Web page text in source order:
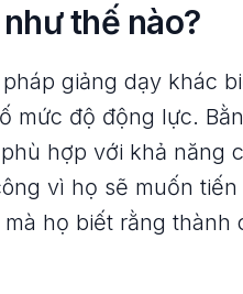
thế nào?
giảng dạy khác
mức độ động lực.
hợp với khả năng
vì họ sẽ muốn
họ biết rằng thành